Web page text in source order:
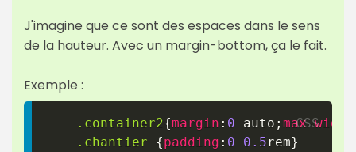
J'imagine que ce sont des espaces dans le sens
de la hauteur. Avec un margin-bottom, ça le fait.
Exemple :
.container2{margin : 0 auto ; max-width
.chantier
{padding : 0 0.5rem}